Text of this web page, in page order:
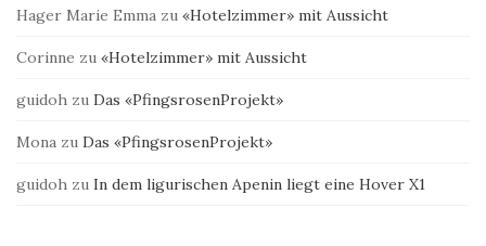
Hager Marie Emma zu «Hotelzimmer» mit Aussicht
Corinne zu «Hotelzimmer» mit Aussicht
guidoh zu Das «PfingsrosenProjekt»
Mona zu Das «PfingsrosenProjekt»
guidoh zu In dem ligurischen Apenin liegt eine Hover X1